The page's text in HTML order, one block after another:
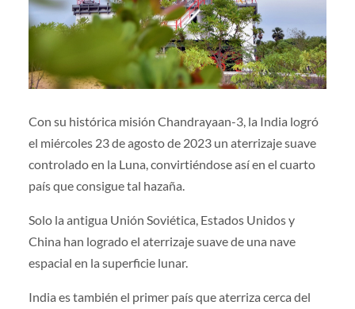
Con su histórica misión Chandrayaan-3, la India logró
el miércoles 23 de agosto de 2023 un aterrizaje suave
controlado en la Luna, convirtiéndose así en el cuarto
país que consigue tal hazaña.
Solo la antigua Unión Soviética, Estados Unidos y
China han logrado el aterrizaje suave de una nave
espacial en la superficie lunar.
India es también el primer país que aterriza cerca del